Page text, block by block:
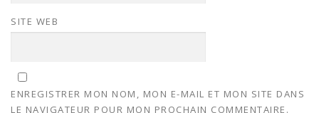
SITE WEB
ENREGISTRER MON NOM, MON E-MAIL ET MON SITE DANS
LE NAVIGATEUR POUR MON PROCHAIN COMMENTAIRE.